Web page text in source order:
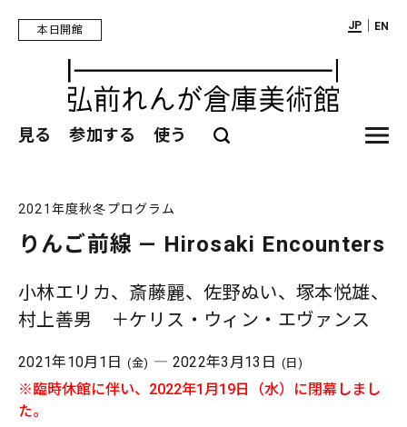
本日開館 JP｜ EN
見る 参加する 使う
2021年度秋冬プログラム
りんご前線 — Hirosaki Encounters
小林エリカ、斎藤麗、佐野ぬい、塚本悦雄、
村上善男 ＋ケリス・ウィン・エヴァンス
2021年10月1日 (金) ― 2022年3月13日 (日)
※臨時休館に伴い、2022年1月19日（水）に閉幕しまし
た。